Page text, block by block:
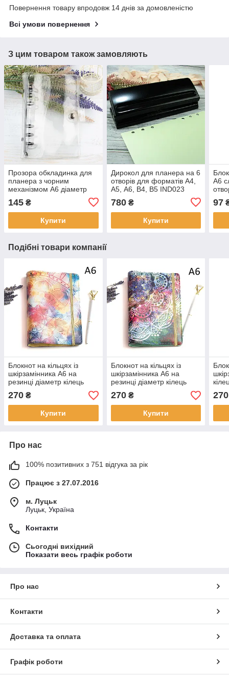
Повернення товару впродовж 14 днів за домовленістю
Всі умови повернення
З цим товаром також замовляють
Прозора обкладинка для
планера з чорним
механізмом А6 діаметр
145 ₴
Купити
Дирокол для планера на 6
отворів для форматів А4,
А5, А6, В4, В5 IND023
780₴
Купити
А6
97
Подібні товари компанії
Блокнот на кільцях із
шкірзамінника А6 на
резинці діаметр кілець
20мм Кольоровий з
принтом BSH083
270 ₴
Купити
Блокнот на кільцях із
шкірзамінника А6 на
резинці діаметр кілець
20мм Кольоровий з
принтом BSH082
270₴
Купити
270
Про нас
100% позитивних з 751 відгука за рік
Працює з 27.07.2016
м. Луцьк
Луцьк, Україна
Контакти
Сьогодні вихідний
Показати весь графік роботи
Про нас
Контакти
Доставка та оплата
Графік роботи